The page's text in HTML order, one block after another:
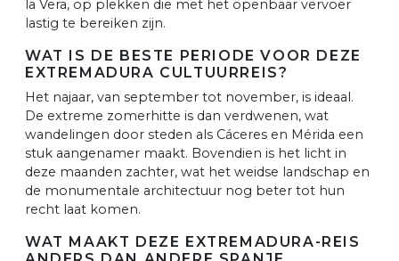
la Vera, op plekken die met het openbaar vervoer
lastig te bereiken zijn.
WAT IS DE BESTE PERIODE VOOR DEZE
EXTREMADURA CULTUURREIS?
Het najaar, van september tot november, is ideaal.
De extreme zomerhitte is dan verdwenen, wat
wandelingen door steden als Cáceres en Mérida een
stuk aangenamer maakt. Bovendien is het licht in
deze maanden zachter, wat het weidse landschap en
de monumentale architectuur nog beter tot hun
recht laat komen.
WAT MAAKT DEZE EXTREMADURA-REIS